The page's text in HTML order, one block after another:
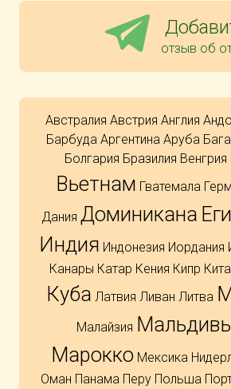
отзыв об
Австралия Австрия Англия
Барбуда Аргентина Аруба
Болгария Бразилия Венгрия
Вьетнам Гватемала
Дания Доминикана
Индия Индонезия Иордания
Канары Катар Кения Кипр
Куба Латвия Ливан Литва
Малайзия
Марокко Мексика
Оман Панама Перу Польша